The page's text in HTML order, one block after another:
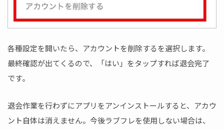
各種設定を開いたら、アカウントを削除するを選択します。
最終確認が出てくるので、「はい」をタップすれば退会完了
です。
退会作業を行わずにアプリをアンインストールすると、アカウ
ント自体は消えません。今後ラブフレを使用しない場合は、